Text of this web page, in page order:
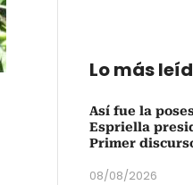
Lo más
Así fue la
Espriella
Primer
08/08/2026